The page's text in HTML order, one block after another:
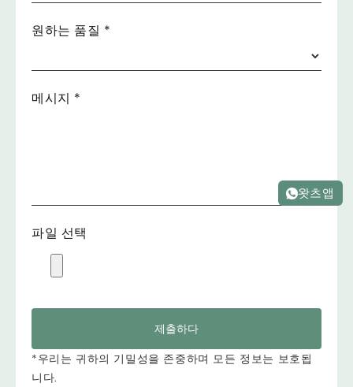
원하는 품질 *
메시지 *
파일 선택
제출하다
*우리는 귀하의 기밀성을 존중하며 모든 정보는 보호됩
니다.
왓츠앱